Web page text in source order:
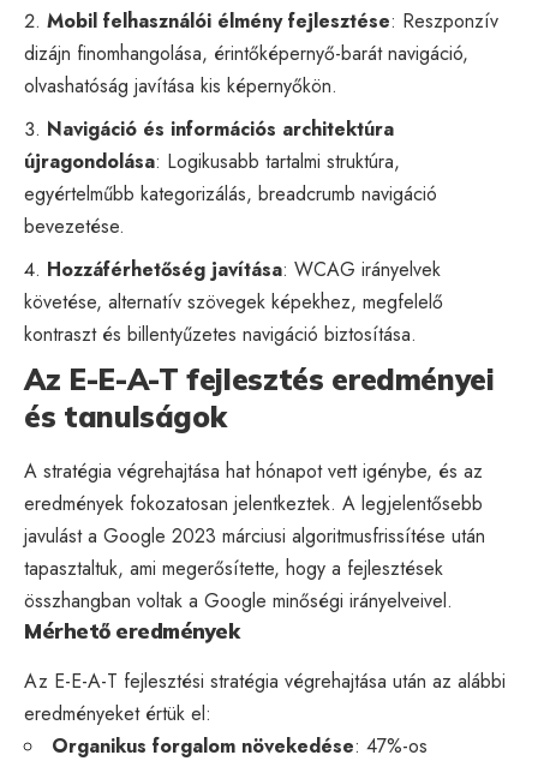
Mobil felhasználói élmény fejlesztése: Reszponzív
dizájn finomhangolása, érintőképernyő-barát navigáció,
olvashatóság javítása kis képernyőkön.
Navigáció és információs architektúra
újragondolása: Logikusabb tartalmi struktúra,
egyértelműbb kategorizálás, breadcrumb navigáció
bevezetése.
Hozzáférhetőség javítása: WCAG irányelvek
követése, alternatív szövegek képekhez, megfelelő
kontraszt és billentyűzetes navigáció biztosítása.
Az E-E-A-T fejlesztés eredményei
és tanulságok
A stratégia végrehajtása hat hónapot vett igénybe, és az
eredmények fokozatosan jelentkeztek. A legjelentősebb
javulást a Google 2023 márciusi algoritmusfrissítése után
tapasztaltuk, ami megerősítette, hogy a fejlesztések
összhangban voltak a Google minőségi irányelveivel.
Mérhető eredmények
Az E-E-A-T fejlesztési stratégia végrehajtása után az alábbi
eredményeket értük el:
Organikus forgalom növekedése: 47%-os